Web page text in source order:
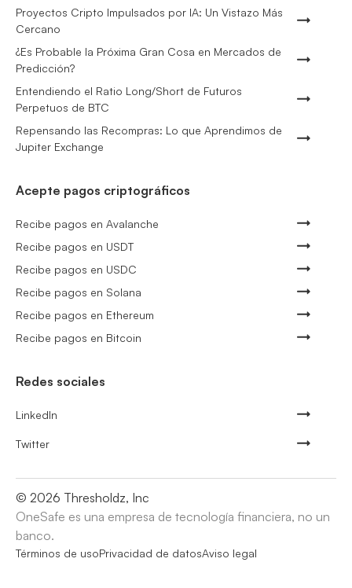
Proyectos Cripto Impulsados por IA: Un Vistazo Más
Cercano
¿Es Probable la Próxima Gran Cosa en Mercados de
Predicción?
Entendiendo el Ratio Long/Short de Futuros
Perpetuos de BTC
Repensando las Recompras: Lo que Aprendimos de
Jupiter Exchange
Acepte pagos criptográficos
Recibe pagos en Avalanche
Recibe pagos en USDT
Recibe pagos en USDC
Recibe pagos en Solana
Recibe pagos en Ethereum
Recibe pagos en Bitcoin
Redes sociales
LinkedIn
Twitter
© 2026 Thresholdz, Inc
OneSafe es una empresa de tecnología financiera, no un
banco.
Términos de usoPrivacidad de datosAviso legal